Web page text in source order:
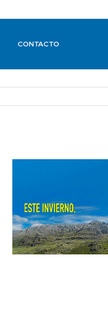
CONTACTO